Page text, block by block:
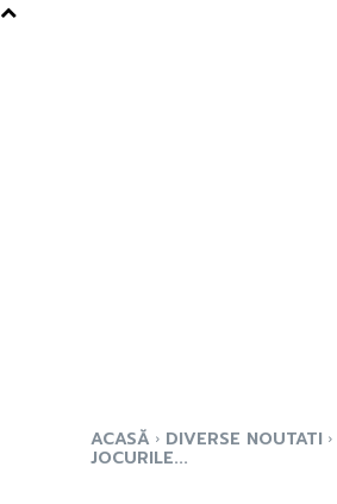
ACASĂ DIVERSE NOUTATI
JOCURILE...